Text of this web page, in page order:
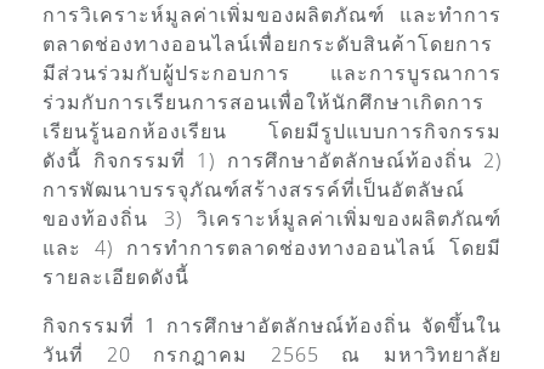
การวิเคราะห์มูลค่าเพิ่มของผลิตภัณฑ์ และทำการ
ตลาดช่องทางออนไลน์เพื่อยกระดับสินค้าโดยการ
มีส่วนร่วมกับผู้ประกอบการ และการบูรณาการ
ร่วมกับการเรียนการสอนเพื่อให้นักศึกษาเกิดการ
เรียนรู้นอกห้องเรียน โดยมีรูปแบบการกิจกรรม
ดังนี้ กิจกรรมที่ 1) การศึกษาอัตลักษณ์ท้องถิ่น 2)
การพัฒนาบรรจุภัณฑ์สร้างสรรค์ที่เป็นอัตลัษณ์
ของท้องถิ่น 3) วิเคราะห์มูลค่าเพิ่มของผลิตภัณฑ์
และ 4) การทำการตลาดช่องทางออนไลน์ โดยมี
รายละเอียดดังนี้
กิจกรรมที่ 1 การศึกษาอัตลักษณ์ท้องถิ่น จัดขึ้นใน
วันที่ 20 กรกฎาคม 2565 ณ มหาวิทยาลัย